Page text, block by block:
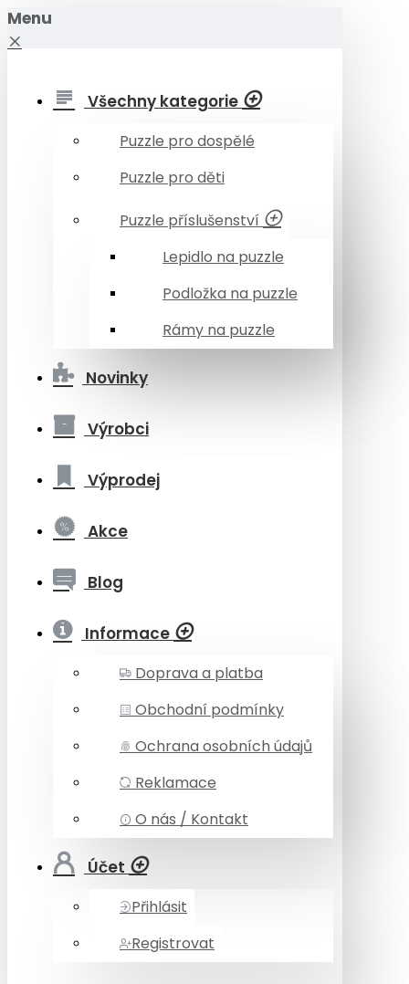
Menu
Všechny kategorie
Puzzle pro dospělé
Puzzle pro děti
Puzzle příslušenství
Lepidlo na puzzle
Podložka na puzzle
Rámy na puzzle
Novinky
Výrobci
Výprodej
Akce
Blog
Informace
Doprava a platba
Obchodní podmínky
Ochrana osobních údajů
Reklamace
O nás / Kontakt
Účet
Přihlásit
Registrovat